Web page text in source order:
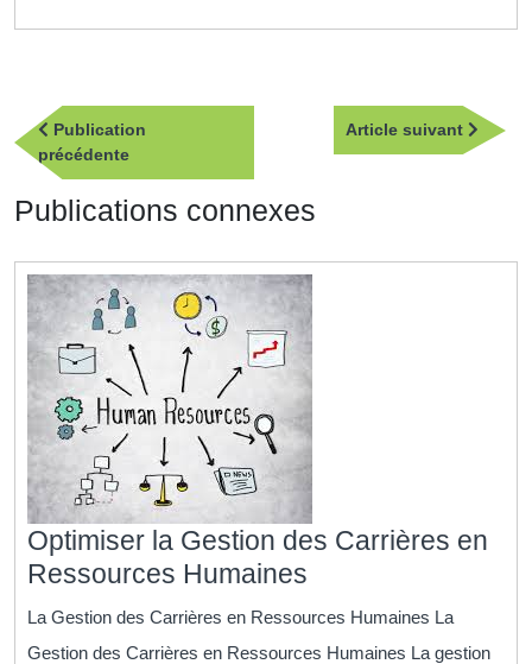
Navigation
de
l’article
Publication
précédentePublication
précédente
Article suivant
Article
Publications connexes
Optimiser la Gestion des Carrières en
Ressources Humaines
Gestion
La Gestion des Carrières en Ressources Humaines La
Gestion des Carrières en Ressources Humaines La gestion